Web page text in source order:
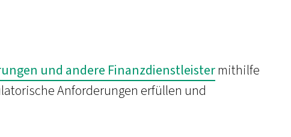
und andere Finanzdienstleistermithilfe
Anforderungen erfüllen und